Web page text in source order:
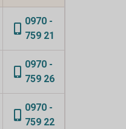
0970 -
759 21
0970 -
759 26
0970 -
759 22